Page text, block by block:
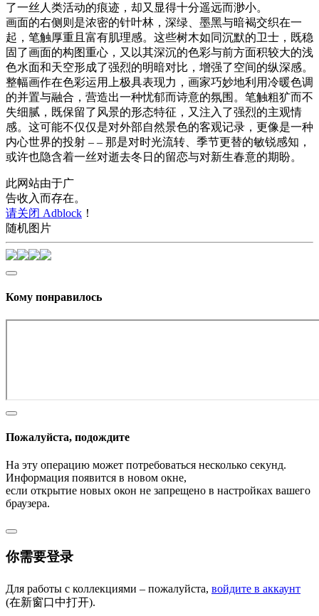
了一丝人类活动的痕迹，却又显得十分遥远而渺小。
画面的右侧则是浓密的针叶林，深绿、墨黑与暗褐交织在一
起，笔触厚重且富有肌理感。这些树木如同沉默的卫士，既稳
固了画面的构图重心，又以其深沉的色彩与前方面积较大的浅
色水面和天空形成了强烈的明暗对比，增强了空间的纵深感。
整幅画作在色彩运用上极具表现力，画家巧妙地利用冷暖色调
的并置与融合，营造出一种忧郁而诗意的氛围。笔触粗犷而不
失细腻，既保留了风景的形态特征，又注入了强烈的主观情
感。这可能不仅仅是对外部自然景色的客观记录，更像是一种
内心世界的投射 – – 那是对时光流转、季节更替的敏锐感知，
或许也隐含着一丝对逝去冬日的留恋与对新生春意的期盼。
此网站由于广
告收入而存在。
请关闭 Adblock ！
随机图片
Кому понравилось
Пожалуйста, подождите
На эту операцию может потребоваться несколько секунд.
Информация появится в новом окне,
если открытие новых окон не запрещено в настройках вашего
браузера.
你需要登录
Для работы с коллекциями – пожалуйста, войдите в аккаунт
(在新窗口中打开).